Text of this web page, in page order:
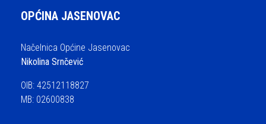
OPĆINA JASENOVAC
Načelnica Općine Jasenovac
Nikolina Srnčević
OIB: 42512118827
MB: 02600838